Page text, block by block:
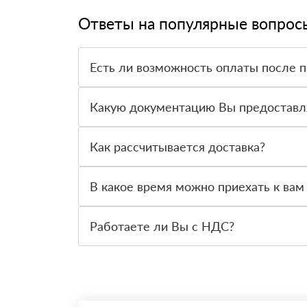
Ответы на популярные
Есть ли возможность оплаты после
вправе от него отказаться.
Какую документацию Вы
Как рассчитывается доставка?
стоимости и сроков доставки, которые
В какое время можно приехать к вам
Работаете ли Вы с НДС?